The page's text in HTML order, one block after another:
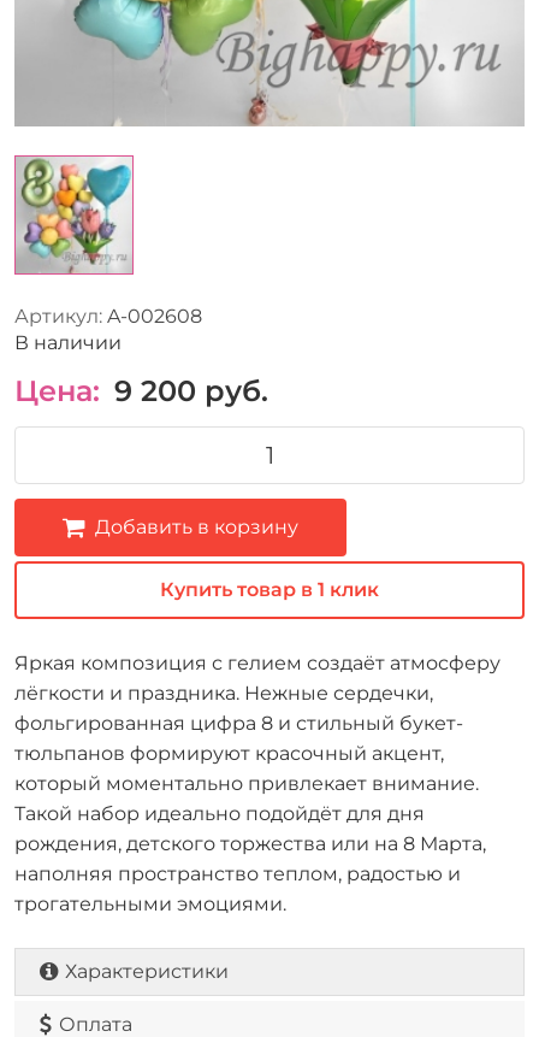
Артикул: A-002608
В наличии
Цена: 9 200 руб.
Добавить в корзину
Купить товар в 1 клик
Яркая композиция с гелием создаёт атмосферу
лёгкости и праздника. Нежные сердечки,
фольгированная цифра 8 и стильный букет-
тюльпанов формируют красочный акцент,
который моментально привлекает внимание.
Такой набор идеально подойдёт для дня
рождения, детского торжества или на 8 Марта,
наполняя пространство теплом, радостью и
трогательными эмоциями.
Характеристики
Оплата